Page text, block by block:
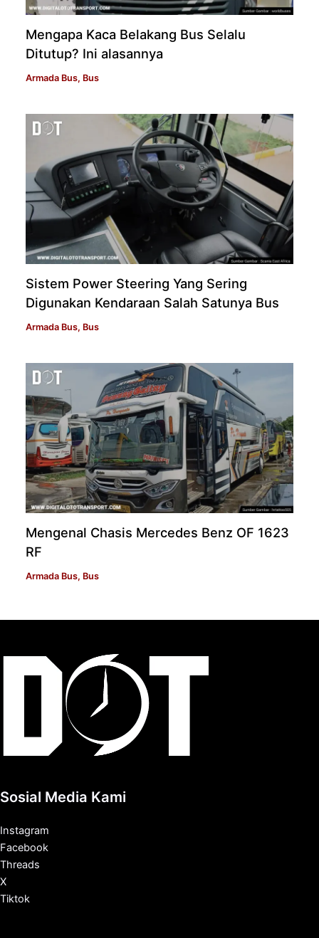
Mengapa Kaca Belakang Bus Selalu
Ditutup? Ini alasannya
Armada Bus, Bus
Sistem Power Steering Yang Sering
Digunakan Kendaraan Salah Satunya Bus
Armada Bus, Bus
Mengenal Chasis Mercedes Benz OF 1623
RF
Armada Bus, Bus
Sosial Media Kami
Instagram
Facebook
Threads
X
Tiktok